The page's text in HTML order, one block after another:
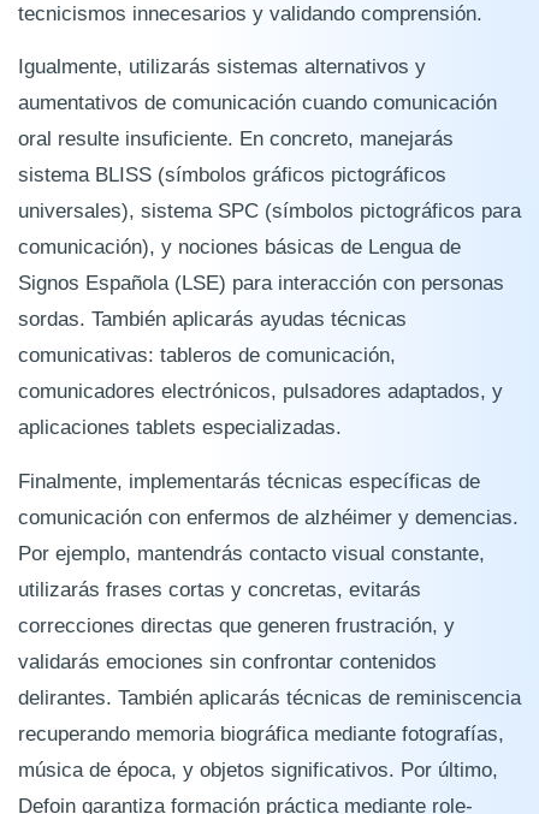
tecnicismos innecesarios y validando comprensión.
Igualmente, utilizarás sistemas alternativos y
aumentativos de comunicación cuando comunicación
oral resulte insuficiente. En concreto, manejarás
sistema BLISS (símbolos gráficos pictográficos
universales), sistema SPC (símbolos pictográficos para
comunicación), y nociones básicas de Lengua de
Signos Española (LSE) para interacción con personas
sordas. También aplicarás ayudas técnicas
comunicativas: tableros de comunicación,
comunicadores electrónicos, pulsadores adaptados, y
aplicaciones tablets especializadas.
Finalmente, implementarás técnicas específicas de
comunicación con enfermos de alzhéimer y demencias.
Por ejemplo, mantendrás contacto visual constante,
utilizarás frases cortas y concretas, evitarás
correcciones directas que generen frustración, y
validarás emociones sin confrontar contenidos
delirantes. También aplicarás técnicas de reminiscencia
recuperando memoria biográfica mediante fotografías,
música de época, y objetos significativos. Por último,
Defoin garantiza formación práctica mediante role-